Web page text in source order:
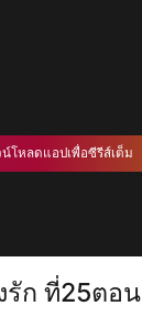
โหลดแอปเพื่อซีรีส์เต็ม
รัก ที่25ตอน